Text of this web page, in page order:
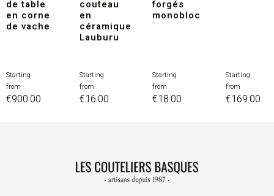
de table
en corne
de vache
Starting
from
€900.00
couteau
en
céramique
Lauburu
Starting
from
€16.00
forgés
monobloc
Starting
from
€18.00
Starting
from
€169.00